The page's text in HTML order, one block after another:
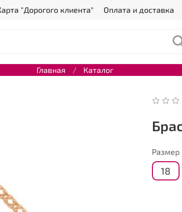
"Дорогого клиента" Оплата и доставка
Главная Каталог
Размер
18